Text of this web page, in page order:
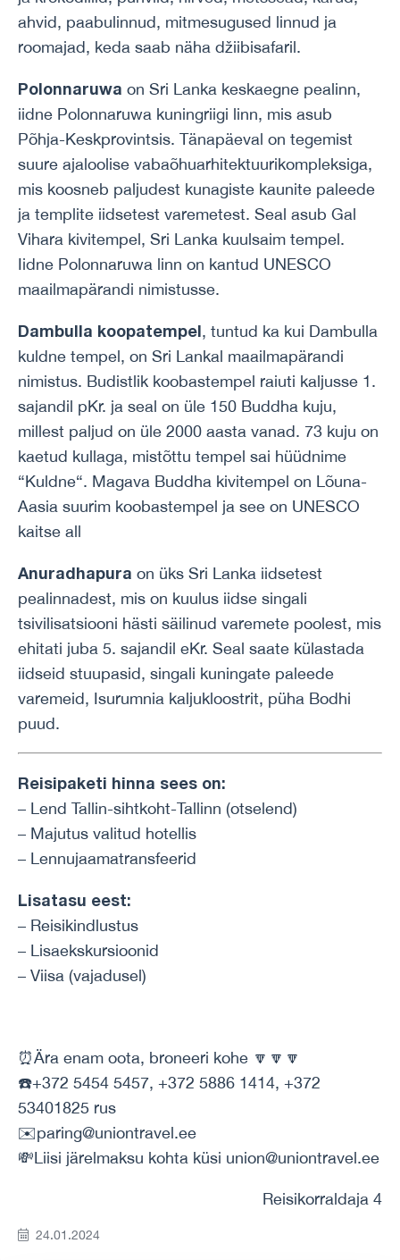
ahvid, paabulinnud, mitmesugused linnud ja
roomajad, keda saab näha džiibisafaril.
Polonnaruwa on Sri Lanka keskaegne pealinn,
iidne Polonnaruwa kuningriigi linn, mis asub
Põhja-Keskprovintsis. Tänapäeval on tegemist
suure ajaloolise vabaõhuarhitektuurikompleksiga,
mis koosneb paljudest kunagiste kaunite paleede
ja templite iidsetest varemetest. Seal asub Gal
Vihara kivitempel, Sri Lanka kuulsaim tempel.
Iidne Polonnaruwa linn on kantud UNESCO
maailmapärandi nimistusse.
Dambulla koopatempel, tuntud ka kui Dambulla
kuldne tempel, on Sri Lankal maailmapärandi
nimistus. Budistlik koobastempel raiuti kaljusse 1.
sajandil pKr. ja seal on üle 150 Buddha kuju,
millest paljud on üle 2000 aasta vanad. 73 kuju on
kaetud kullaga, mistõttu tempel sai hüüdnime
“Kuldne“. Magava Buddha kivitempel on Lõuna-
Aasia suurim koobastempel ja see on UNESCO
kaitse all
Anuradhapura on üks Sri Lanka iidsetest
pealinnadest, mis on kuulus iidse singali
tsivilisatsiooni hästi säilinud varemete poolest, mis
ehitati juba 5. sajandil eKr. Seal saate külastada
iidseid stuupasid, singali kuningate paleede
varemeid, Isurumnia kaljukloostrit, püha Bodhi
puud.
Reisipaketi hinna sees on:
– Lend Tallin-sihtkoht-Tallinn (otselend)
– Majutus valitud hotellis
– Lennujaamatransfeerid
Lisatasu eest:
– Reisikindlustus
– Lisaekskursioonid
– Viisa (vajadusel)
⏰Ära enam oota, broneeri kohe 🔽🔽🔽
☎️+372 5454 5457, +372 5886 1414, +372
53401825 rus
✉️paring@uniontravel.ee
💸Liisi järelmaksu kohta küsi union@uniontravel.ee
Reisikorraldaja 4
24.01.2024